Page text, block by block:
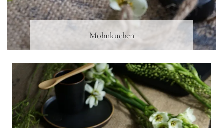
Mohnkuchen